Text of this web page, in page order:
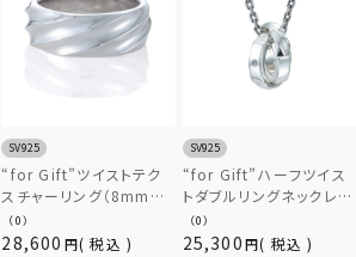
SV925
“for Gift”ツイストテク
スチャーリング（8mm
幅）/シルバー925
28,600 税込
（0）
SV925
“for Gift”ハーフツイス
トダブルリングネックレ
ス/シルバー925
25,300 税込
（0）